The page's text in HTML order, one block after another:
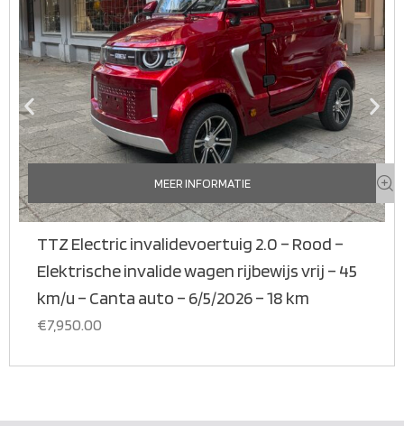
MEER INFORMATIE
TTZ Electric invalidevoertuig 2.0 – Rood –
Elektrische invalide wagen rijbewijs vrij – 45
km/u – Canta auto – 6/5/2026 – 18 km
€7,950.00